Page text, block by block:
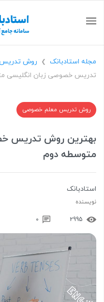
مجله استادبانک ❯ روش
تدریس خصوصی زبان انگلیسی
روش تدریس معلم خصوصی
بهترین روش‌ تدریس
متوسطه دوم
استادبانک
نویسنده
2995
0